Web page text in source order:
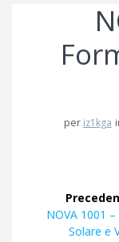
per iz1kga
articoli
Articolo
precedente:
NOVA 1001
Solare e